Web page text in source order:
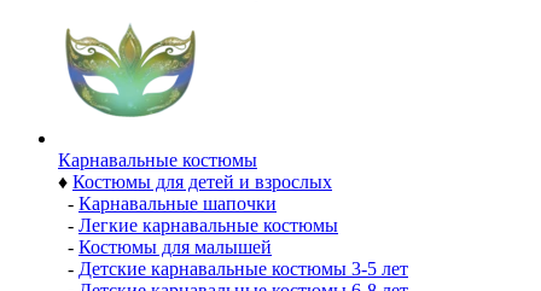
Карнавальные костюмы
♦ Костюмы для детей и взрослых
- Карнавальные шапочки
- Легкие карнавальные костюмы
- Костюмы для малышей
- Детские карнавальные костюмы 3-5 лет